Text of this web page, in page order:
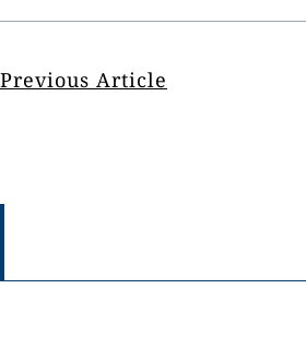
Previous Article